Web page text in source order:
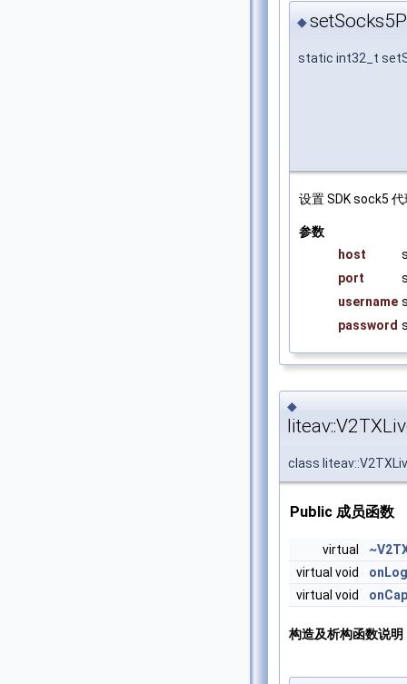
◆
static int32_t
设置 SDK sock5
参数
host
port
username
password
◆
class
Public 成员函数
virtual
virtual void
onLog
virtual void
构造及析构函数说明